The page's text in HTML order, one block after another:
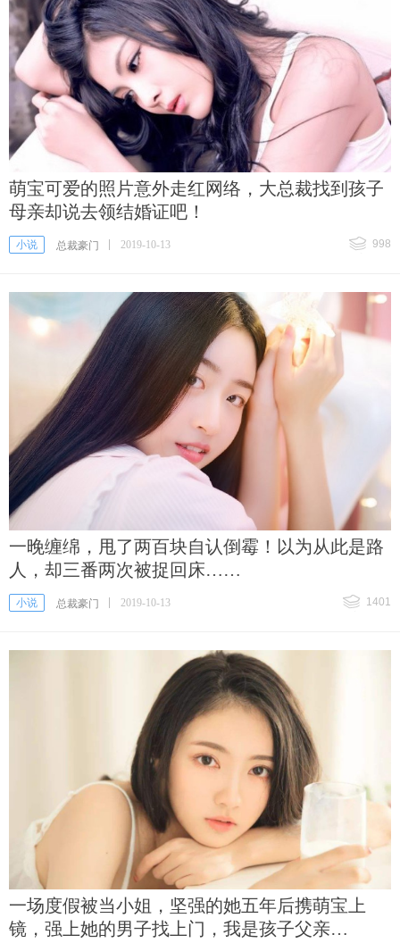
萌宝可爱的照片意外走红网络，大总裁找到孩子
母亲却说去领结婚证吧！
小说 总裁豪门 2019-10-13 998
一晚缠绵，甩了两百块自认倒霉！以为从此是路
人，却三番两次被捉回床……
小说 总裁豪门 2019-10-13 1401
一场度假被当小姐，坚强的她五年后携萌宝上
镜，强上她的男子找上门，我是孩子父亲…